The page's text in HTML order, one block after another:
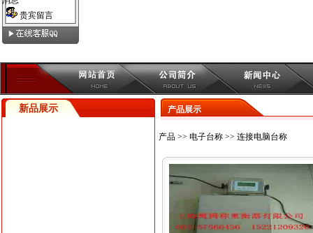
新品展示 产品展示
产品 >> 电子台称 >> 连接电脑台称
贵宾留言